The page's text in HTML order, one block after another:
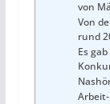
von
Von
rund
Es